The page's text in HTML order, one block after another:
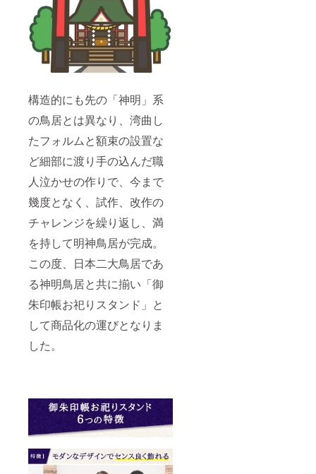
構造的にも先の「神明」系
の鳥居とは異なり、湾曲し
たフォルムと額束の設置な
ど細部に渡り手の込んだ職
人泣かせの作りで、今まで
幾度となく、試作、改作の
チャレンジを繰り返し、満
を持して明神鳥居が完成。
この度、日本二大鳥居であ
る神明鳥居と共に揃い「御
朱印帳お祀りスタンド」と
して商品化の運びとなりま
した。